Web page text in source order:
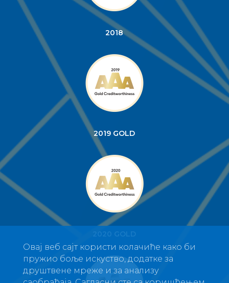
Овај веб сајт користи колачиће како би
пружио боље искуство, додатке за
друштвене мреже и за анализу
2018
2019 GOLD
2020 GOLD